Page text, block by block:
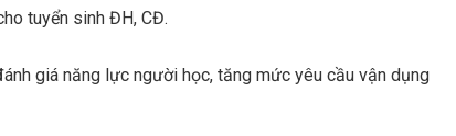
tuyển sinh ĐH, CĐ.
giá năng lực người học, tăng mức yêu cầu vận dụng